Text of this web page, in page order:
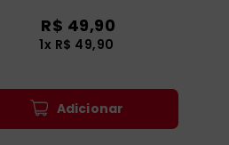
R$ 49,90
1x R$ 49,90
Adicionar